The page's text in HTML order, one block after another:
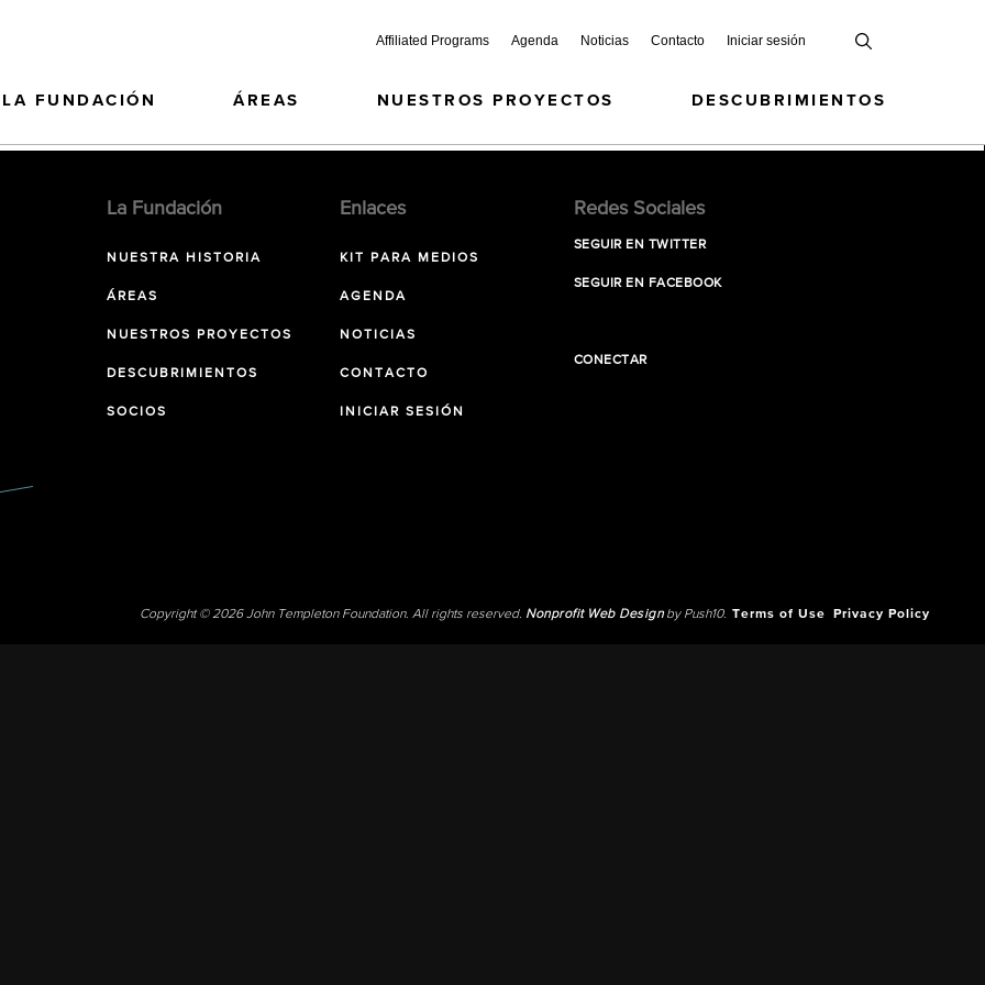
Affiliated Programs Agenda Noticias Contacto Iniciar sesión
LA FUNDACIÓN ÁREAS NUESTROS PROYECTOS DESCUBRIMIENTOS
La Fundación
NUESTRA HISTORIA
ÁREAS
NUESTROS PROYECTOS
DESCUBRIMIENTOS
SOCIOS
Enlaces
KIT PARA MEDIOS
AGENDA
NOTICIAS
CONTACTO
INICIAR SESIÓN
Redes Sociales
SEGUIR EN TWITTER
SEGUIR EN FACEBOOK
CONECTAR
Copyright © 2026 John Templeton Foundation. All rights reserved. Nonprofit Web Designby Push10. Terms of Use Privacy Policy